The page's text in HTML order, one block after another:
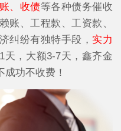
、收债等各种债务催收
账、工程款、工资款、
纠纷有独特手段， 实力
1天，大额3-7天，鑫齐金
功不收费！